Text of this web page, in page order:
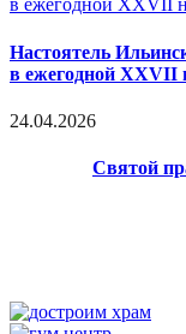
Настоятель
в ежегодной XXVII
24.04.2026
Святой